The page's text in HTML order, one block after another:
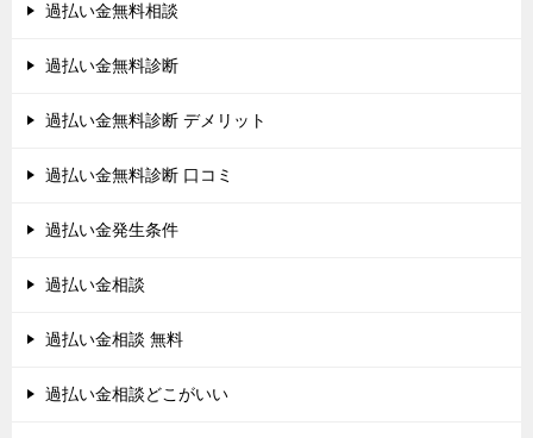
過払い金無料相談
過払い金無料診断
過払い金無料診断 デメリット
過払い金無料診断 口コミ
過払い金発生条件
過払い金相談
過払い金相談 無料
過払い金相談どこがいい